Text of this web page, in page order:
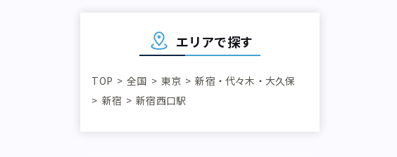
エリアで探す
TOP 全国 東京
新宿・代々木・大久保
新宿
新宿西口駅